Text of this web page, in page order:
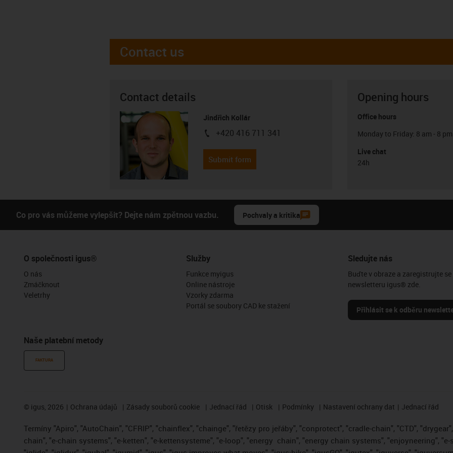
Contact us
Contact details
Jindřich Kollár
igus-icon-phone
+420 416 711 341
Submit form
Opening hours
Office hours
Monday to Friday: 8 am - 8 pm
Live chat
24h
Co pro vás můžeme vylepšit? Dejte nám zpětnou vazbu. Pochvaly a kritika
O společnosti igus®
O nás
Zmáčknout
Veletrhy
Naše platební metody
FAKTURA
Služby
Funkce myigus
Online nástroje
Vzorky zdarma
Portál se soubory CAD ke stažení
Sledujte nás
Buďte v obraze a zaregistrujte
newsletteru igus® zde.
Přihlásit se k odběru
© igus, 2026 Ochrana údajů Zásady souborů cookie Jednací řád Otisk Podmínky Nastavení ochrany dat Jednací řád
Termíny "Apiro", "AutoChain", "CFRIP", "chainflex", "chainge", "řetězy pro jeřáby", "conprotect", "cradle-chain", "CTD",
chain", "e-chain systems", "e-ketten", "e-kettensysteme", "e-loop", "energy chain", "energy chain systems", "enjoyneering",